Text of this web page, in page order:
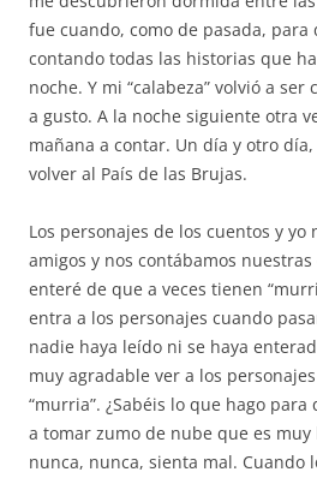
fue cuando, como de pasada,
contando todas las historias que
noche. Y mi “calabeza” volvió a
a gusto. A la noche siguiente otra
mañana a contar. Un día y otro
volver al País de las Brujas.
Los personajes de los cuentos y yo
amigos y nos contábamos nuestras
enteré de que a veces tienen
entra a los personajes cuando
nadie haya leído ni se haya
muy agradable ver a los
“murria”. ¿Sabéis lo que hago para
a tomar zumo de nube que es
nunca, nunca, sienta mal. Cuando